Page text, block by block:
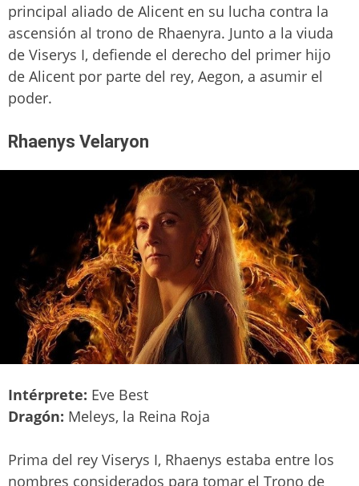
principal aliado de Alicent en su lucha contra la
ascensión al trono de Rhaenyra. Junto a la viuda
de Viserys I, defiende el derecho del primer hijo
de Alicent por parte del rey, Aegon, a asumir el
poder.
Rhaenys Velaryon
Intérprete: Eve Best
Dragón: Meleys, la Reina Roja
Prima del rey Viserys I, Rhaenys estaba entre los
nombres considerados para tomar el Trono de